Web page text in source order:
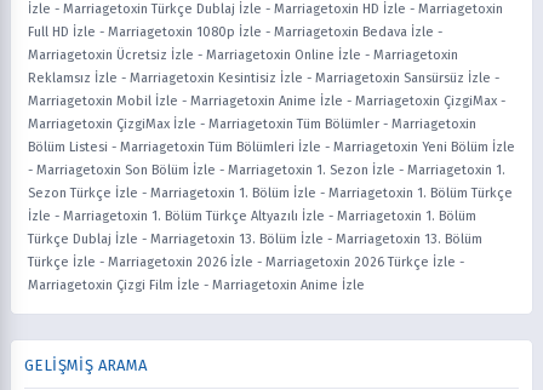
İzle - Marriagetoxin Türkçe Dublaj İzle - Marriagetoxin HD İzle - Marriagetoxin
Full HD İzle - Marriagetoxin 1080p İzle - Marriagetoxin Bedava İzle -
Marriagetoxin Ücretsiz İzle - Marriagetoxin Online İzle - Marriagetoxin
Reklamsız İzle - Marriagetoxin Kesintisiz İzle - Marriagetoxin Sansürsüz İzle -
Marriagetoxin Mobil İzle - Marriagetoxin Anime İzle - Marriagetoxin ÇizgiMax -
Marriagetoxin ÇizgiMax İzle - Marriagetoxin Tüm Bölümler - Marriagetoxin
Bölüm Listesi - Marriagetoxin Tüm Bölümleri İzle - Marriagetoxin Yeni Bölüm İzle
- Marriagetoxin Son Bölüm İzle - Marriagetoxin 1. Sezon İzle - Marriagetoxin 1.
Sezon Türkçe İzle - Marriagetoxin 1. Bölüm İzle - Marriagetoxin 1. Bölüm Türkçe
İzle - Marriagetoxin 1. Bölüm Türkçe Altyazılı İzle - Marriagetoxin 1. Bölüm
Türkçe Dublaj İzle - Marriagetoxin 13. Bölüm İzle - Marriagetoxin 13. Bölüm
Türkçe İzle - Marriagetoxin 2026 İzle - Marriagetoxin 2026 Türkçe İzle -
Marriagetoxin Çizgi Film İzle - Marriagetoxin Anime İzle
GELİŞMİŞ ARAMA